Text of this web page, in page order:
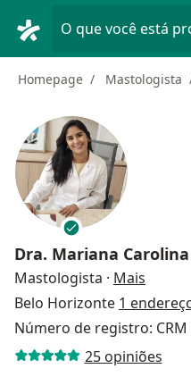
O que você está
Homepage Mastologista
Dra. Mariana
Mastologista · Mais
Belo Horizonte 1
Número de registro: CRM
25 opiniões